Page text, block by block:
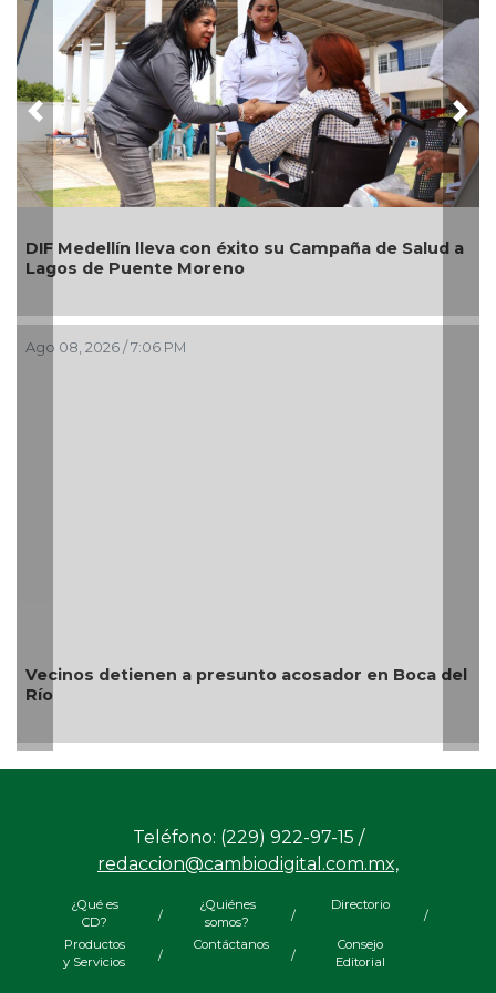
lleva con éxito su Campaña de Salud a
de Puente Moreno
2026 / 7:06 PM
detienen a presunto acosador en Boca del
Previous
Teléfono: (229) 922-97-15 /
redaccion@cambiodigital.com.mx,